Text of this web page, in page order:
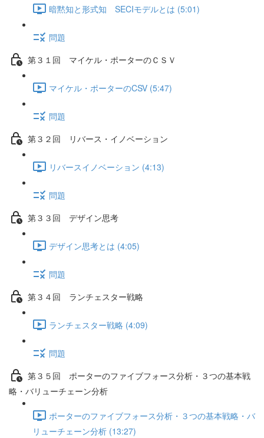
暗黙知と形式知 SECIモデルとは (5:01)
問題
第３１回 マイケル・ポーターのＣＳＶ
マイケル・ポーターのCSV (5:47)
問題
第３２回 リバース・イノベーション
リバースイノベーション (4:13)
問題
第３３回 デザイン思考
デザイン思考とは (4:05)
問題
第３４回 ランチェスター戦略
ランチェスター戦略 (4:09)
問題
第３５回 ポーターのファイブフォース分析・３つの基本戦
略・バリューチェーン分析
ポーターのファイブフォース分析・３つの基本戦略・バ
リューチェーン分析 (13:27)